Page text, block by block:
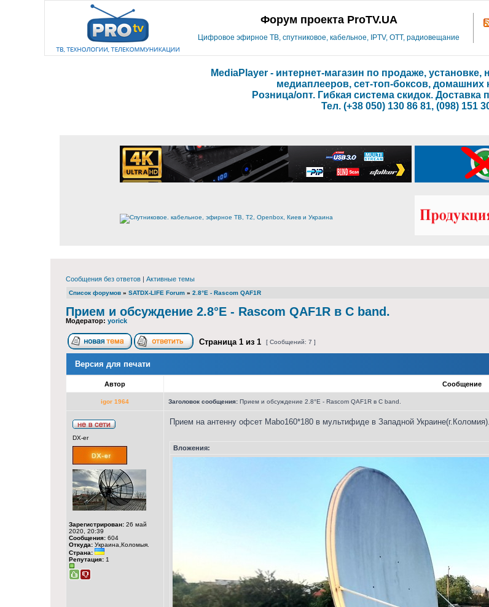
Форум проекта ProTV.UA
Цифровое эфирное ТВ, спутниковое, кабельное, IPTV, OTT, радиовещание
MediaPlayer - интернет-магазин по продаже,
медиаплееров, сет-топ-боксов, домашних
Розница/опт. Гибкая система скидок. Доставка
Тел. (+38 050) 130 86 81, (098) 151
Сообщения без ответов | Активные темы
Список форумов » SATDX-LIFE Forum » 2.8°E - Rascom QAF1R
Прием и обсуждение 2.8°E - Rascom QAF1R в C band.
Модератор: yorick
Страница 1 из 1 [ Сообщений: 7 ]
Версия для печати
Автор Сообщение
igor 1964 Заголовок сообщения: Прием и обсуждение 2.8°E - Rascom QAF1R в C band.
DX-er
Зарегистрирован: 26 май
2020, 20:39
Сообщения: 604
Откуда: Украина,Коломыя.
Страна:
Репутация: 1
Прием на антенну офсет Mabo160*180 в мультифиде в Западной Украине(г.Коломия).
Вложения: